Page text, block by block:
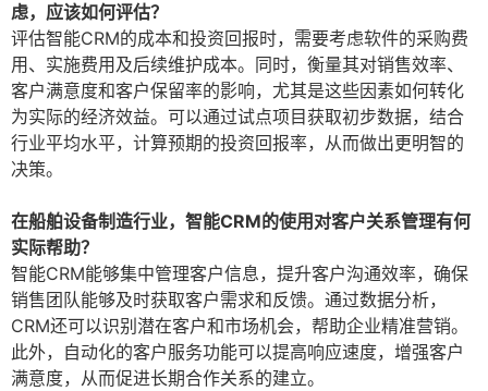
虑，应该如何评估？
评估智能CRM的成本和投资回报时，需要考虑软件的采购费
用、实施费用及后续维护成本。同时，衡量其对销售效率、
客户满意度和客户保留率的影响，尤其是这些因素如何转化
为实际的经济效益。可以通过试点项目获取初步数据，结合
行业平均水平，计算预期的投资回报率，从而做出更明智的
决策。
在船舶设备制造行业，智能CRM的使用对客户关系管理有何
实际帮助？
智能CRM能够集中管理客户信息，提升客户沟通效率，确保
销售团队能够及时获取客户需求和反馈。通过数据分析，
CRM还可以识别潜在客户和市场机会，帮助企业精准营销。
此外，自动化的客户服务功能可以提高响应速度，增强客户
满意度，从而促进长期合作关系的建立。